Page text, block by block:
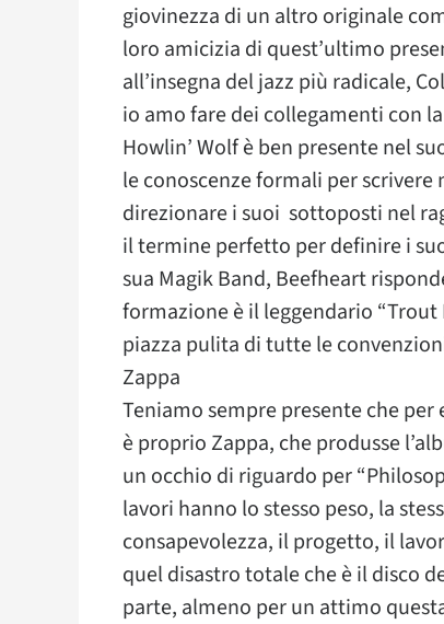
giovinezza di un altro originale
loro amicizia di quest’ultimo
all’insegna del jazz più radicale,
io amo fare dei collegamenti con
Howlin’ Wolf è ben presente nel
le conoscenze formali per
direzionare i suoi sottoposti nel
il termine perfetto per definire i
sua Magik Band, Beefheart
formazione è il leggendario
piazza pulita di tutte le
Zappa
Teniamo sempre presente che
è proprio Zappa, che produsse
un occhio di riguardo per
lavori hanno lo stesso peso, la
consapevolezza, il progetto, il
quel disastro totale che è il disco
parte, almeno per un attimo